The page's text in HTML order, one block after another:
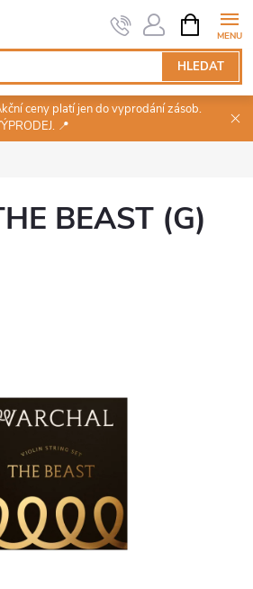
HLEDAT
NÁKUPNÍ
KOŠÍK
ceny platí jen do vyprodání zásob.
📍
BEAST (G)